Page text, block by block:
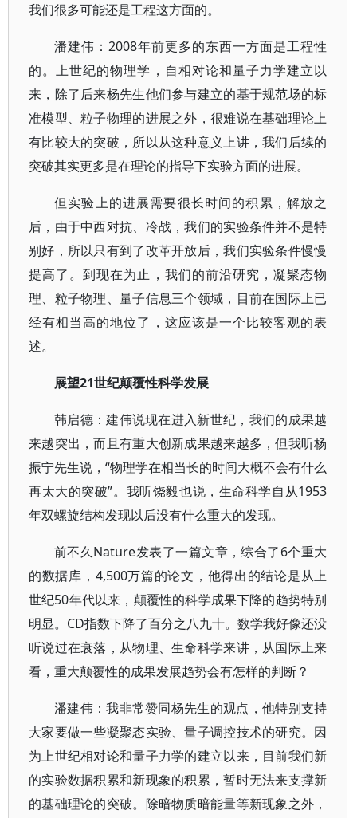
我们很多可能还是工程这方面的。
潘建伟：2008年前更多的东西一方面是工程性
的。上世纪的物理学，自相对论和量子力学建立以
来，除了后来杨先生他们参与建立的基于规范场的标
准模型、粒子物理的进展之外，很难说在基础理论上
有比较大的突破，所以从这种意义上讲，我们后续的
突破其实更多是在理论的指导下实验方面的进展。
但实验上的进展需要很长时间的积累，解放之
后，由于中西对抗、冷战，我们的实验条件并不是特
别好，所以只有到了改革开放后，我们实验条件慢慢
提高了。到现在为止，我们的前沿研究，凝聚态物
理、粒子物理、量子信息三个领域，目前在国际上已
经有相当高的地位了，这应该是一个比较客观的表
述。
展望21世纪颠覆性科学发展
韩启德：建伟说现在进入新世纪，我们的成果越
来越突出，而且有重大创新成果越来越多，但我听杨
振宁先生说，“物理学在相当长的时间大概不会有什么
再太大的突破”。我听饶毅也说，生命科学自从1953
年双螺旋结构发现以后没有什么重大的发现。
前不久Nature发表了一篇文章，综合了6个重大
的数据库，4,500万篇的论文，他得出的结论是从上
世纪50年代以来，颠覆性的科学成果下降的趋势特别
明显。CD指数下降了百分之八九十。数学我好像还没
听说过在衰落，从物理、生命科学来讲，从国际上来
看，重大颠覆性的成果发展趋势会有怎样的判断？
潘建伟：我非常赞同杨先生的观点，他特别支持
大家要做一些凝聚态实验、量子调控技术的研究。因
为上世纪相对论和量子力学的建立以来，目前我们新
的实验数据积累和新现象的积累，暂时无法来支撑新
的基础理论的突破。除暗物质暗能量等新现象之外，